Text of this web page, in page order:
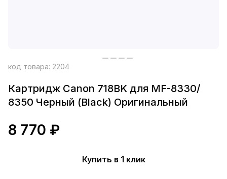
код товара: 2204
Картридж Canon 718BK для MF-8330/
8350 Черный (Black) Оригинальный
8 770 ₽
Купить в 1 клик